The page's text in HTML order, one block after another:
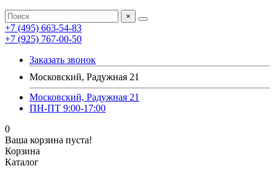
×
+7 (495) 663-54-83
+7 (925) 767-00-50
Заказать звонок
Московский, Радужная 21
Московский, Радужная 21
ПН-ПТ 9:00-17:00
0
Ваша корзина пуста!
Корзина
Каталог